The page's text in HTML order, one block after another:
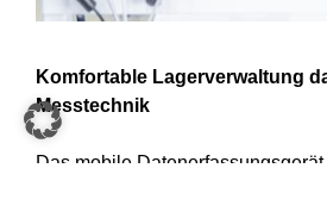
Komfortable Lagerverwaltung
Messtechnik
Das mobile